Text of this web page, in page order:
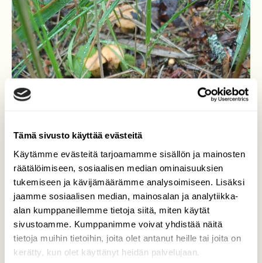
Tämä sivusto käyttää evästeitä
Käytämme evästeitä tarjoamamme sisällön ja mainosten
räätälöimiseen, sosiaalisen median ominaisuuksien
tukemiseen ja kävijämäärämme analysoimiseen. Lisäksi
jaamme sosiaalisen median, mainosalan ja analytiikka-
alan kumppaneillemme tietoja siitä, miten käytät
sivustoamme. Kumppanimme voivat yhdistää näitä
tietoja muihin tietoihin, joita olet antanut heille tai joita on
kerätty, kun olet käyttänyt heidän palvelujaan.